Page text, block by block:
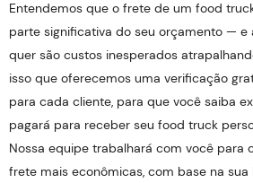
Entendemos que o frete de um food
parte significativa do seu orçamento — e
quer são custos inesperados
isso que oferecemos uma verificação
para cada cliente, para que você saiba
pagará para receber seu food truck
Nossa equipe trabalhará com você para
frete mais econômicas, com base na sua